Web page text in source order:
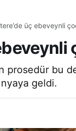
üç ebeveynli
prosedür bu
geldi.